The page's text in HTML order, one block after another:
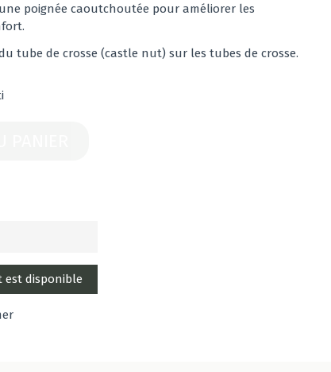
poignée caoutchoutée pour améliorer les
tube de crosse (castle nut) sur les tubes de crosse.